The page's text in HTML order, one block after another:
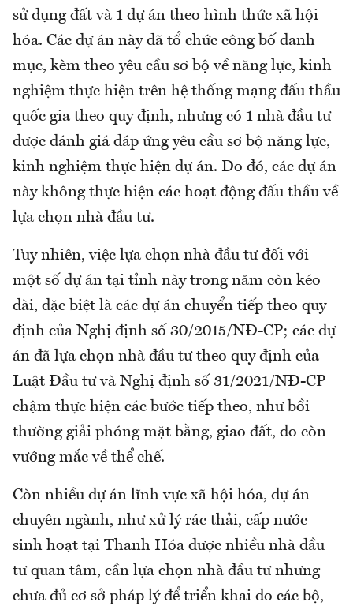
sử dụng đất và 1 dự án theo hình thức xã hội
hóa. Các dự án này đã tổ chức công bố danh
mục, kèm theo yêu cầu sơ bộ về năng lực, kinh
nghiệm thực hiện trên hệ thống mạng đấu thầu
quốc gia theo quy định, nhưng có 1 nhà đầu tư
được đánh giá đáp ứng yêu cầu sơ bộ năng lực,
kinh nghiệm thực hiện dự án. Do đó, các dự án
này không thực hiện các hoạt động đấu thầu về
lựa chọn nhà đầu tư.
Tuy nhiên, việc lựa chọn nhà đầu tư đối với
một số dự án tại tỉnh này trong năm còn kéo
dài, đặc biệt là các dự án chuyển tiếp theo quy
định của Nghị định số 30/2015/NĐ-CP; các dự
án đã lựa chọn nhà đầu tư theo quy định của
Luật Đầu tư và Nghị định số 31/2021/NĐ-CP
chậm thực hiện các bước tiếp theo, như bồi
thường giải phóng mặt bằng, giao đất, do còn
vướng mắc về thể chế.
Còn nhiều dự án lĩnh vực xã hội hóa, dự án
chuyên ngành, như xử lý rác thải, cấp nước
sinh hoạt tại Thanh Hóa được nhiều nhà đầu
tư quan tâm, cần lựa chọn nhà đầu tư nhưng
chưa đủ cơ sở pháp lý để triển khai do các bộ,